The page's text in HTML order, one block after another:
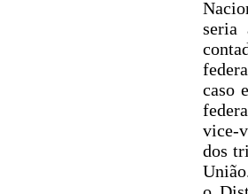
seria
caso
vice-
dos